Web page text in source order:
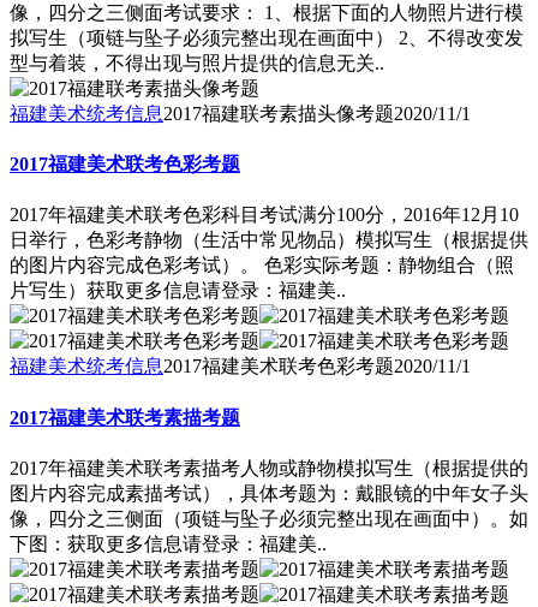
像，四分之三侧面考试要求： 1、根据下面的人物照片进行模
拟写生（项链与坠子必须完整出现在画面中） 2、不得改变发
型与着装，不得出现与照片提供的信息无关..
福建美术统考信息2017福建联考素描头像考题2020/11/1
2017福建美术联考色彩考题
2017年福建美术联考色彩科目考试满分100分，2016年12月10
日举行，色彩考静物（生活中常见物品）模拟写生（根据提供
的图片内容完成色彩考试）。 色彩实际考题：静物组合（照
片写生）获取更多信息请登录：福建美..
福建美术统考信息2017福建美术联考色彩考题2020/11/1
2017福建美术联考素描考题
2017年福建美术联考素描考人物或静物模拟写生（根据提供的
图片内容完成素描考试），具体考题为：戴眼镜的中年女子头
像，四分之三侧面（项链与坠子必须完整出现在画面中）。如
下图：获取更多信息请登录：福建美..